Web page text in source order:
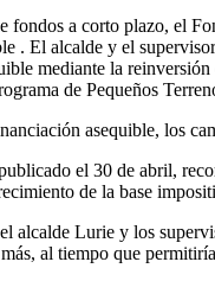
fondos a corto plazo, el
. El alcalde y el
mediante la
de Pequeños
asequible, los
el 30 de abril,
de la base
alcalde Lurie y los
al tiempo que